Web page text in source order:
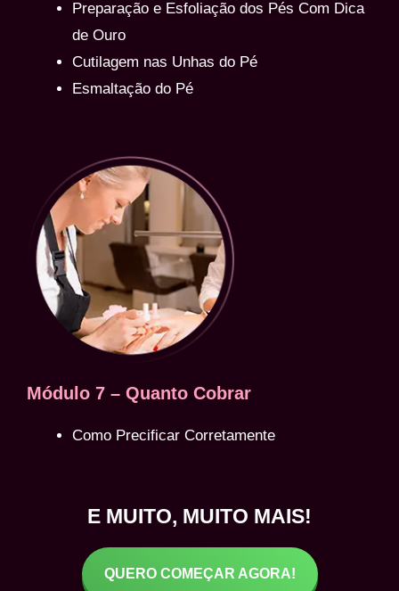
Preparação e Esfoliação dos Pés Com Dica
de Ouro
Cutilagem nas Unhas do Pé
Esmaltação do Pé
Módulo 7 – Quanto Cobrar
Como Precificar Corretamente
E MUITO, MUITO MAIS!
QUERO COMEÇAR AGORA!